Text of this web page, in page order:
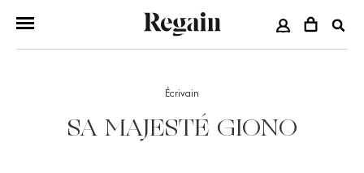
COMPTE
Écrivain
SA MAJESTÉ GIONO